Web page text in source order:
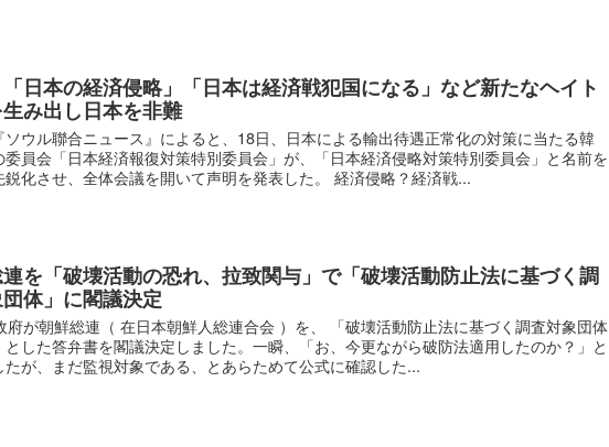
日本の経済侵略」「日本は経済戦犯国になる」など新たなヘイト
み出し日本を非難
ソウル聯合ニュース』によると、18日、日本による輸出待遇正常化の対策に当たる韓
委員会「日本経済報復対策特別委員会」が、「日本経済侵略対策特別委員会」と名前を
鋭化させ、全体会議を開いて声明を発表した。 経済侵略？経済戦...
を「破壊活動の恐れ、拉致関与」で「破壊活動防止法に基づく調
体」に閣議決定
府が朝鮮総連（ 在日本朝鮮人総連合会 ）を、 「破壊活動防止法に基づく調査対象団体
とした答弁書を閣議決定しました。一瞬、「お、今更ながら破防法適用したのか？」と
たが、まだ監視対象である、とあらためて公式に確認した...